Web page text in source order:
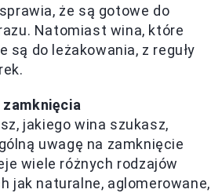
że są gotowe do
Natomiast wina, które
są do leżakowania, z reguły
jakiego wina szukasz,
uwagę na zamknięcie
wiele różnych rodzajów
jak naturalne, aglomerowane,